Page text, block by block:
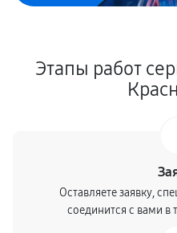
Этапы работ
Оставляете заявку,
соединится с вами в